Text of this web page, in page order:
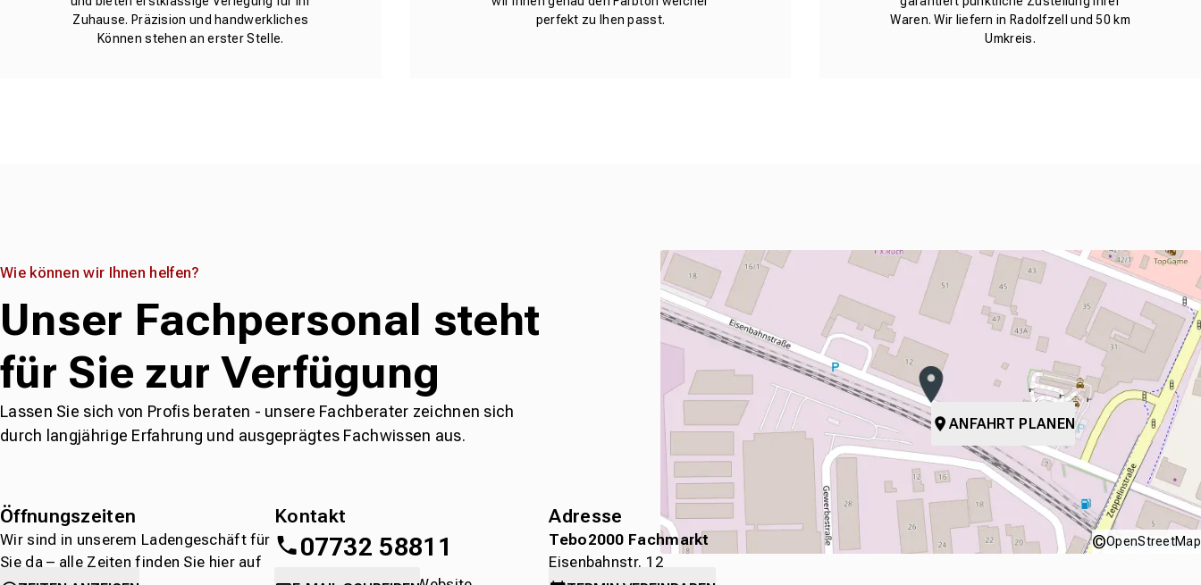
Zuhause. Präzision und handwerkliches
Können stehen an erster Stelle.
perfekt zu Ihen passt.
Waren. Wir liefern in Radolfzell und 50 km
Umkreis.
Wie können wir Ihnen helfen?
Unser Fachpersonal steht
für Sie zur Verfügung
Lassen Sie sich von Profis beraten - unsere Fachberater zeichnen sich
durch langjährige Erfahrung und ausgeprägtes Fachwissen aus.
Öffnungszeiten
Wir sind in unserem Ladengeschäft für
Sie da – alle Zeiten finden Sie hier auf
Kontakt
07732 58811
Adresse
Tebo2000 Fachmarkt
Eisenbahnstr. 12
ANFAHRT PLANEN
©OpenStreetMap